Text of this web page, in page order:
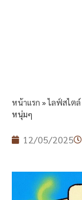
หน้าแรก »ไลฟ์สไตล์
หนุ่มๆ
12/05/2025